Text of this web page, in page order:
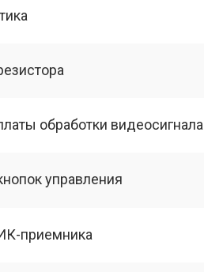
обработки видеосигнала
управления
приемника